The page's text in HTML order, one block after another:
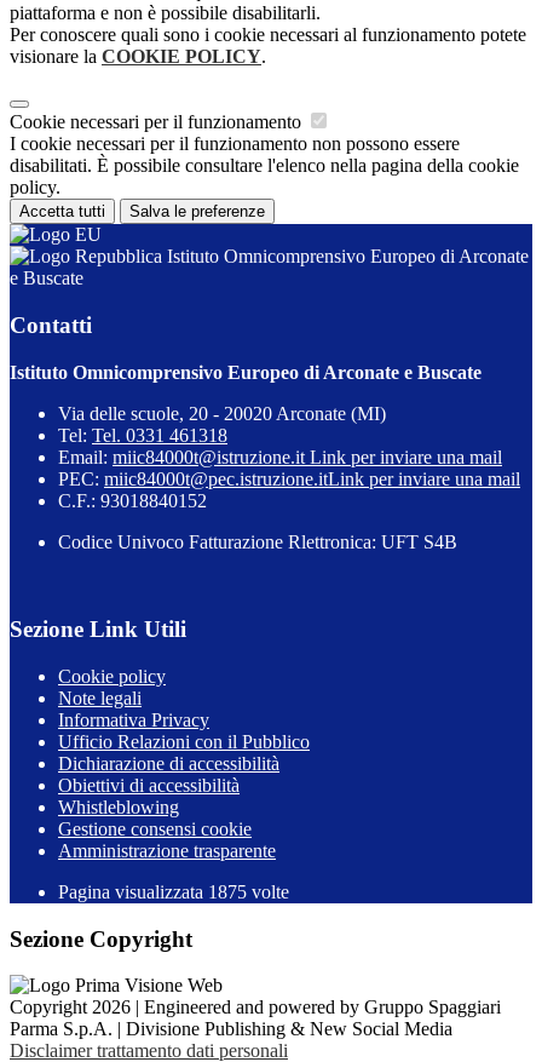
piattaforma e non è possibile disabilitarli.
Per conoscere quali sono i cookie necessari al funzionamento potete
visionare la COOKIE POLICY.
Cookie necessari per il funzionamento
I cookie necessari per il funzionamento non possono essere
disabilitati. È possibile consultare l'elenco nella pagina della cookie
policy.
Accetta tutti Salva le preferenze
Istituto Omnicomprensivo Europeo di Arconate
e Buscate
Contatti
Istituto Omnicomprensivo Europeo di Arconate e Buscate
Via delle scuole, 20 - 20020 Arconate (MI)
Tel: Tel. 0331 461318
Email: miic84000t@istruzione.it Link per inviare una mail
PEC: miic84000t@pec.istruzione.itLink per inviare una mail
C.F.: 93018840152
Codice Univoco Fatturazione Rlettronica: UFT S4B
Sezione Link Utili
Cookie policy
Note legali
Informativa Privacy
Ufficio Relazioni con il Pubblico
Dichiarazione di accessibilità
Obiettivi di accessibilità
Whistleblowing
Gestione consensi cookie
Amministrazione trasparente
Pagina visualizzata 1875 volte
Sezione Copyright
Copyright 2026 | Engineered and powered by Gruppo Spaggiari
Parma S.p.A. | Divisione Publishing & New Social Media
Disclaimer trattamento dati personali